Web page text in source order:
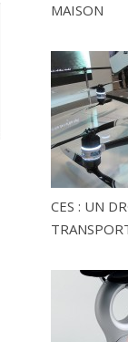
MAISON
CES : UN